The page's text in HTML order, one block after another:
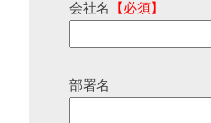
会社名 【必須】
部署名